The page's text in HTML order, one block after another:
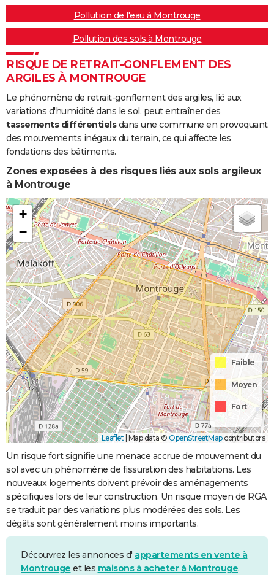
Pollution de l'eau à Montrouge
Pollution des sols à Montrouge
RISQUE DE RETRAIT-GONFLEMENT DES
ARGILES À MONTROUGE
Le phénomène de retrait-gonflement des argiles, lié aux
variations d'humidité dans le sol, peut entraîner des
tassements différentielsdans une commune en provoquant
des mouvements inégaux du terrain, ce qui affecte les
fondations des bâtiments.
Zones exposées à des risques liés aux sols argileux
à Montrouge
+
−
Faible
Moyen
Fort
Leaflet Map data © OpenStreetMapcontributors
Un risque fort signifie une menace accrue de mouvement du
sol avec un phénomène de fissuration des habitations. Les
nouveaux logements doivent prévoir des aménagements
spécifiques lors de leur construction. Un risque moyen de RGA
se traduit par des variations plus modérées des sols. Les
dégâts sont généralement moins importants.
Découvrez les annonces d' appartements en vente à
Montrouge et les maisons à acheter à Montrouge.